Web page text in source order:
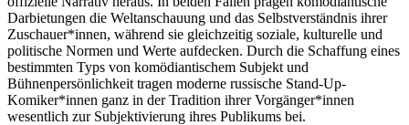
Darbietungen die Weltanschauung und das Selbstverständnis ihrer
Zuschauer*innen, während sie gleichzeitig soziale, kulturelle und
politische Normen und Werte aufdecken. Durch die Schaffung eines
bestimmten Typs von komödiantischem Subjekt und
Bühnenpersönlichkeit tragen moderne russische Stand-Up-
Komiker*innen ganz in der Tradition ihrer Vorgänger*innen
wesentlich zur Subjektivierung ihres Publikums bei.